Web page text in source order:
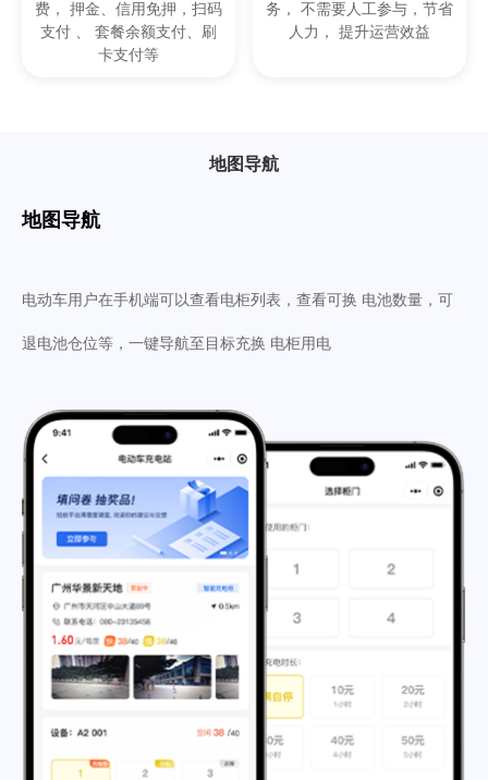
费， 押金、信用免押，扫码
支付 、 套餐余额支付、刷
卡支付等
务， 不需要人工参与，节省
人力， 提升运营效益
地图导航
地图导航
电动车用户在手机端可以查看电柜列表，查看可换 电池数量，可
退电池仓位等，一键导航至目标充换 电柜用电